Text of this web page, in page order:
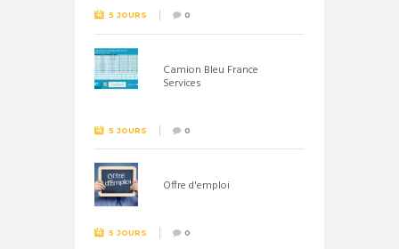
5 JOURS 0
Camion Bleu France
Services
5 JOURS 0
Offre d'emploi
5 JOURS 0